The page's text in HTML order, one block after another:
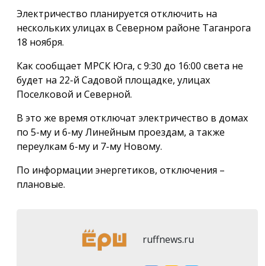
Электричество планируется отключить на
нескольких улицах в Северном районе Таганрога
18 ноября.
Как сообщает МРСК Юга, с 9:30 до 16:00 света не
будет на 22-й Садовой площадке, улицах
Поселковой и Северной.
В это же время отключат электричество в домах
по 5-му и 6-му Линейным проездам, а также
переулкам 6-му и 7-му Новому.
По информации энергетиков, отключения –
плановые.
ruffnews.ru